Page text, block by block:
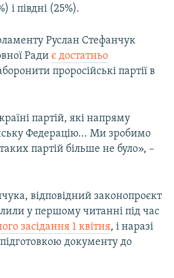
і півдні (25%).
Руслан Стефанчук
Ради є достатньо
проросійські партії в
партій, які напряму
Федерацію... Ми зробимо
партій більше не було», –
відповідний законопроєкт
у першому читанні під час
засідання 1 квітня, і наразі
документу до